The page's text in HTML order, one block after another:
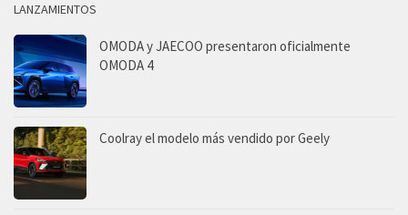
LANZAMIENTOS
OMODA y JAECOO presentaron oficialmente
OMODA 4
Coolray el modelo más vendido por Geely